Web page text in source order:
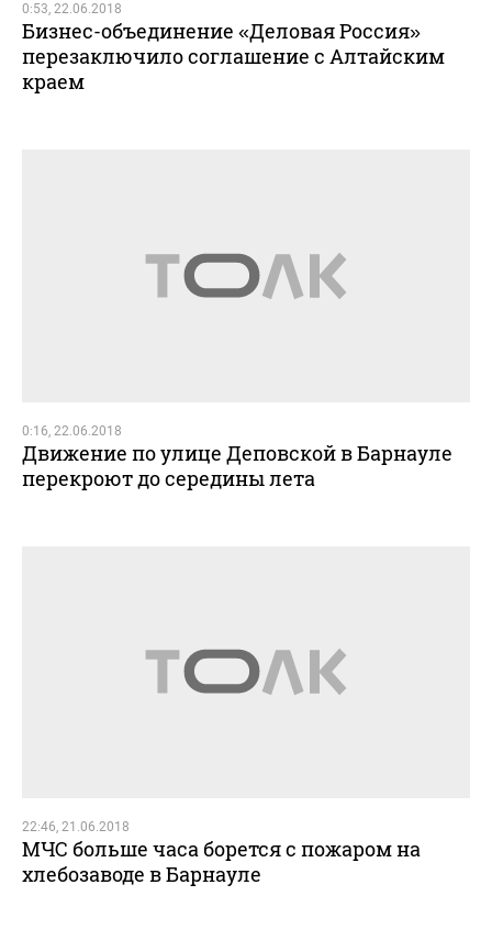
0:53, 22.06.2018
Бизнес-объединение «Деловая Россия»
перезаключило соглашение с Алтайским
краем
0:16, 22.06.2018
Движение по улице Деповской в Барнауле
перекроют до середины лета
22:46, 21.06.2018
МЧС больше часа борется с пожаром на
хлебозаводе в Барнауле